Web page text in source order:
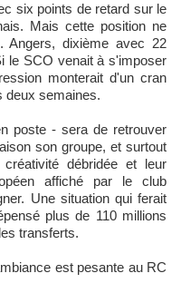
six points de retard sur le
Mais cette position ne
Angers, dixième avec 22
le SCO venait à s'imposer
monterait d'un cran
deux semaines.
poste - sera de retrouver
son groupe, et surtout
débridée et leur
affiché par le club
Une situation qui ferait
plus de 110 millions
transferts.
est pesante au RC